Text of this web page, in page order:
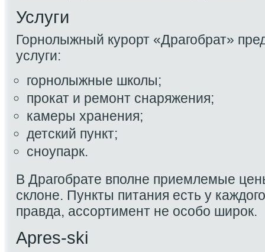
Услуги
Горнолыжный курорт «Драгобрат»
услуги:
горнолыжные школы;
прокат и ремонт снаряжения;
камеры хранения;
детский пункт;
сноупарк.
В Драгобрате вполне приемлемые
склоне. Пункты питания есть у
правда, ассортимент не особо широк.
Apres-ski